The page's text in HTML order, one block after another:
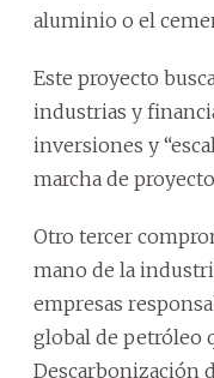
aluminio o el
Este proyecto
industrias y
inversiones y
marcha de
Otro tercer
mano de la
empresas
global de petróleo
Descarbonización